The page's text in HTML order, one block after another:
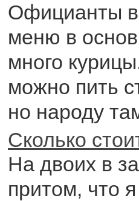
Официанты
меню в
много
можно пить
но народу
Сколько
На двоих в
притом, что